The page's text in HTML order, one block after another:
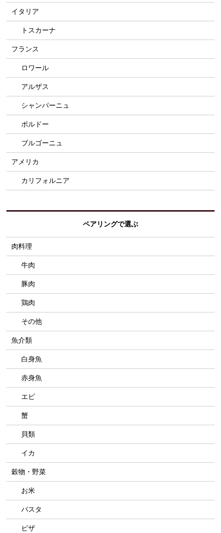
イタリア
トスカーナ
フランス
ロワール
アルザス
シャンパーニュ
ボルドー
ブルゴーニュ
アメリカ
カリフォルニア
ペアリングで選ぶ
肉料理
牛肉
豚肉
鶏肉
その他
魚介類
白身魚
赤身魚
エビ
蟹
貝類
イカ
穀物・野菜
お米
パスタ
ピザ